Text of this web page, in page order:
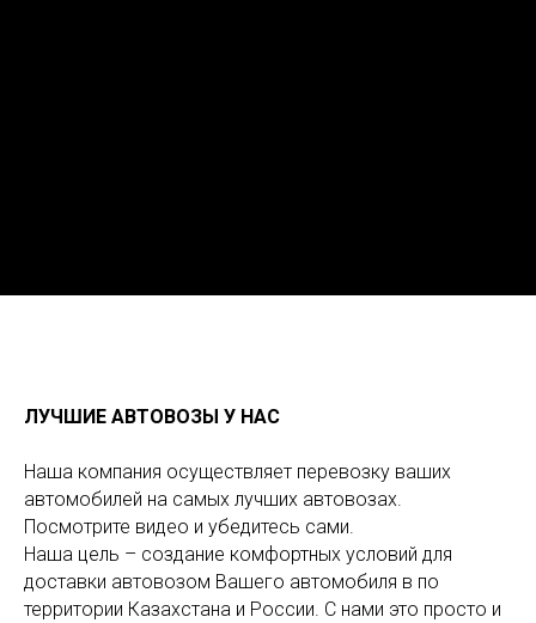
ЛУЧШИЕ АВТОВОЗЫ У НАС
Наша компания осуществляет перевозку ваших
автомобилей на самых лучших автовозах.
Посмотрите видео и убедитесь сами.
Наша цель – создание комфортных условий для
доставки автовозом Вашего автомобиля в по
территории Казахстана и России. С нами это просто и